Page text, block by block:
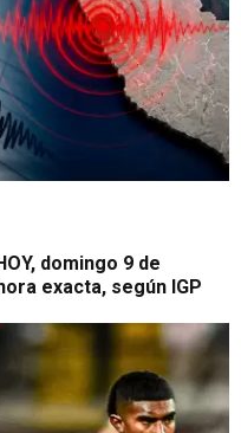
domingo 9 de
exacta, según IGP